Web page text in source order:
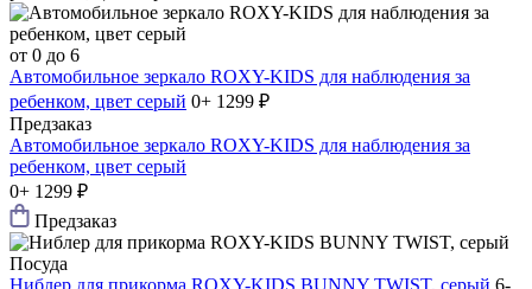
от 0 до 6
Автомобильное зеркало ROXY-KIDS для наблюдения за
ребенком, цвет серый 0+ 1299 ₽
Предзаказ
Автомобильное зеркало ROXY-KIDS для наблюдения за
ребенком, цвет серый
0+ 1299 ₽
Предзаказ
Посуда
Ниблер для прикорма ROXY-KIDS BUNNY TWIST, серый 6-